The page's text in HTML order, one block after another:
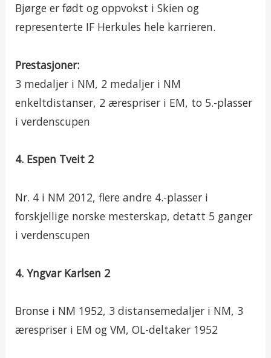
Bjørge er født og oppvokst i Skien og
representerte IF Herkules hele karrieren.
Prestasjoner:
3 medaljer i NM, 2 medaljer i NM
enkeltdistanser, 2 ærespriser i EM, to 5.-plasser
i verdenscupen
4. Espen Tveit 2
Nr. 4 i NM 2012, flere andre 4.-plasser i
forskjellige norske mesterskap, detatt 5 ganger
i verdenscupen
4. Yngvar Karlsen 2
Bronse i NM 1952, 3 distansemedaljer i NM, 3
ærespriser i EM og VM, OL-deltaker 1952